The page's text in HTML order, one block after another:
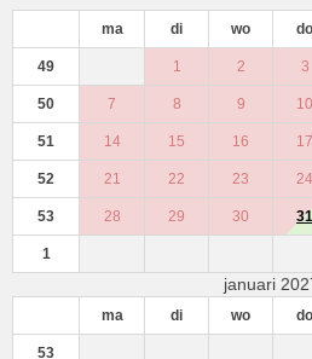
ma di wo do
49 1 2 3
50 7 8 9 10
51 14 15 16 17
52 21 22 23 24
53 28 29 30 31
1
januari
ma di wo do
53